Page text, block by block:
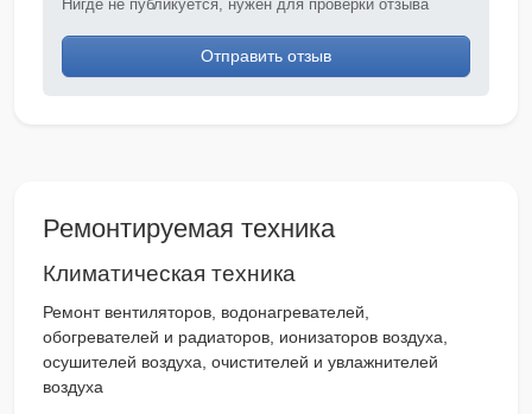
Нигде не публикуется, нужен для проверки отзыва
Отправить отзыв
Ремонтируемая техника
Климатическая техника
Ремонт вентиляторов, водонагревателей,
обогревателей и радиаторов, ионизаторов воздуха,
осушителей воздуха, очистителей и увлажнителей
воздуха